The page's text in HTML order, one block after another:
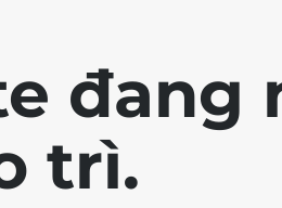
đang
trì.